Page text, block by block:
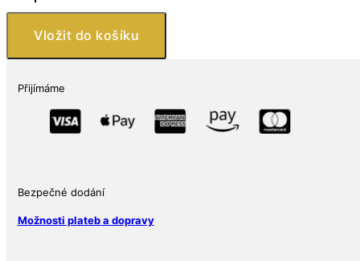
Šmoulové
Papa
TEP
$2
množství
Vložit do košíku
Přijímáme
Bezpečné dodání
Možnosti plateb a dopravy